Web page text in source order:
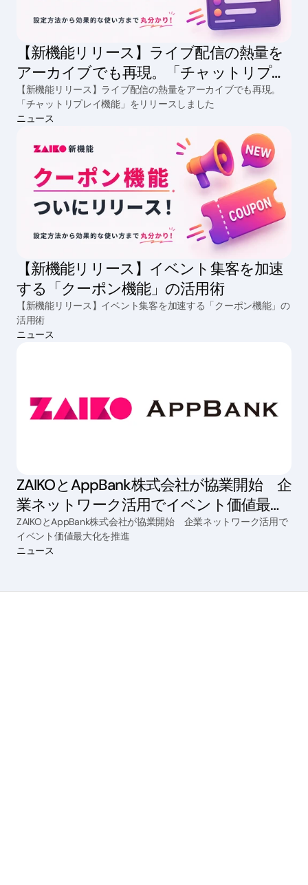
【新機能リリース】ライブ配信の熱量を
アーカイブでも再現。「チャットリプレ
イ機能」をリリースしました
【新機能リリース】ライブ配信の熱量をアーカイブでも再現。
「チャットリプレイ機能」をリリースしました
ニュース
【新機能リリース】イベント集客を加速
する「クーポン機能」の活用術
【新機能リリース】イベント集客を加速する「クーポン機能」の
活用術
ニュース
ZAIKOとAppBank株式会社が協業開始 企
業ネットワーク活用でイベント価値最大
化を推進
ZAIKOとAppBank株式会社が協業開始 企業ネットワーク活用で
イベント価値最大化を推進
ニュース